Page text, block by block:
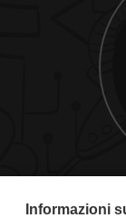
#cg Il
Informazioni